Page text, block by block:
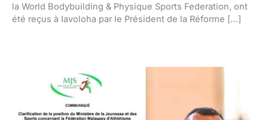
la World Bodybuilding & Physique Sports Federation, ont
été reçus à Iavoloha par le Président de la Réforme […]